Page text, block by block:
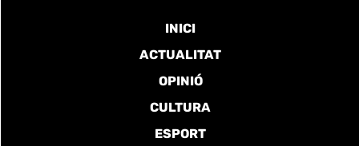
INICI
ACTUALITAT
OPINIÓ
CULTURA
ESPORT